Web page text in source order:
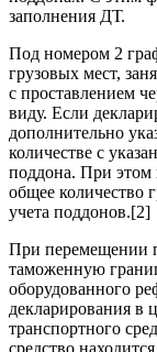
заполнения ДТ.
Под номером 2
грузовых мест,
с проставлением
виду. Если
дополнительно
количестве с
поддона. При этом
общее количество
учета поддонов.[2]
При перемещении
таможенную
оборудованного
декларирования в
транспортного